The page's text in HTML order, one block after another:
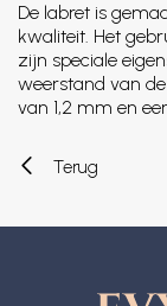
De labret is
kwaliteit. Het
zijn speciale
weerstand van
van 1,2 mm en
Terug